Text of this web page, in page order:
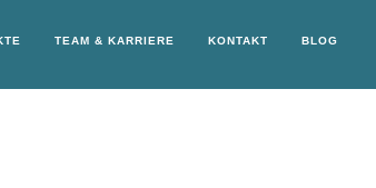
TEAM & KARRIERE KONTAKT BLOG